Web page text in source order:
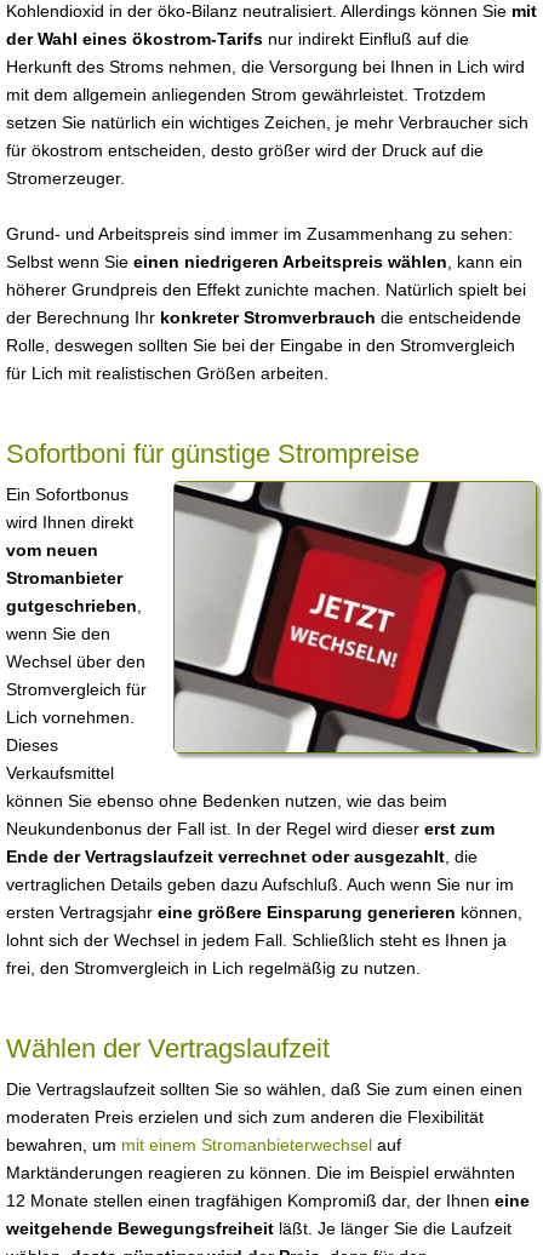
Kohlendioxid in der öko-Bilanz neutralisiert. Allerdings können Sie mit
der Wahl eines ökostrom-Tarifs nur indirekt Einfluß auf die
Herkunft des Stroms nehmen, die Versorgung bei Ihnen in Lich wird
mit dem allgemein anliegenden Strom gewährleistet. Trotzdem
setzen Sie natürlich ein wichtiges Zeichen, je mehr Verbraucher sich
für ökostrom entscheiden, desto größer wird der Druck auf die
Stromerzeuger.
Grund- und Arbeitspreis sind immer im Zusammenhang zu sehen:
Selbst wenn Sie einen niedrigeren Arbeitspreis wählen , kann ein
höherer Grundpreis den Effekt zunichte machen. Natürlich spielt bei
der Berechnung Ihr konkreter Stromverbrauch die entscheidende
Rolle, deswegen sollten Sie bei der Eingabe in den Stromvergleich
für Lich mit realistischen Größen arbeiten.
Sofortboni für günstige Strompreise
Ein Sofortbonus
wird Ihnen direkt
vom neuen
Stromanbieter
gutgeschrieben
wenn Sie den
Wechsel über den
Stromvergleich für
Lich vornehmen.
Dieses
Verkaufsmittel
können Sie ebenso ohne Bedenken nutzen, wie das beim
Neukundenbonus der Fall ist. In der Regel wird dieser erst zum
Ende der Vertragslaufzeit verrechnet oder ausgezahlt , die
vertraglichen Details geben dazu Aufschluß. Auch wenn Sie nur im
ersten Vertragsjahr eine größere Einsparung generieren können,
lohnt sich der Wechsel in jedem Fall. Schließlich steht es Ihnen ja
frei, den Stromvergleich in Lich regelmäßig zu nutzen.
Wählen der Vertragslaufzeit
Die Vertragslaufzeit sollten Sie so wählen, daß Sie zum einen einen
moderaten Preis erzielen und sich zum anderen die Flexibilität
bewahren, um mit einem Stromanbieterwechsel auf
Marktänderungen reagieren zu können. Die im Beispiel erwähnten
12 Monate stellen einen tragfähigen Kompromiß dar, der Ihnen eine
weitgehende Bewegungsfreiheit läßt. Je länger Sie die Laufzeit